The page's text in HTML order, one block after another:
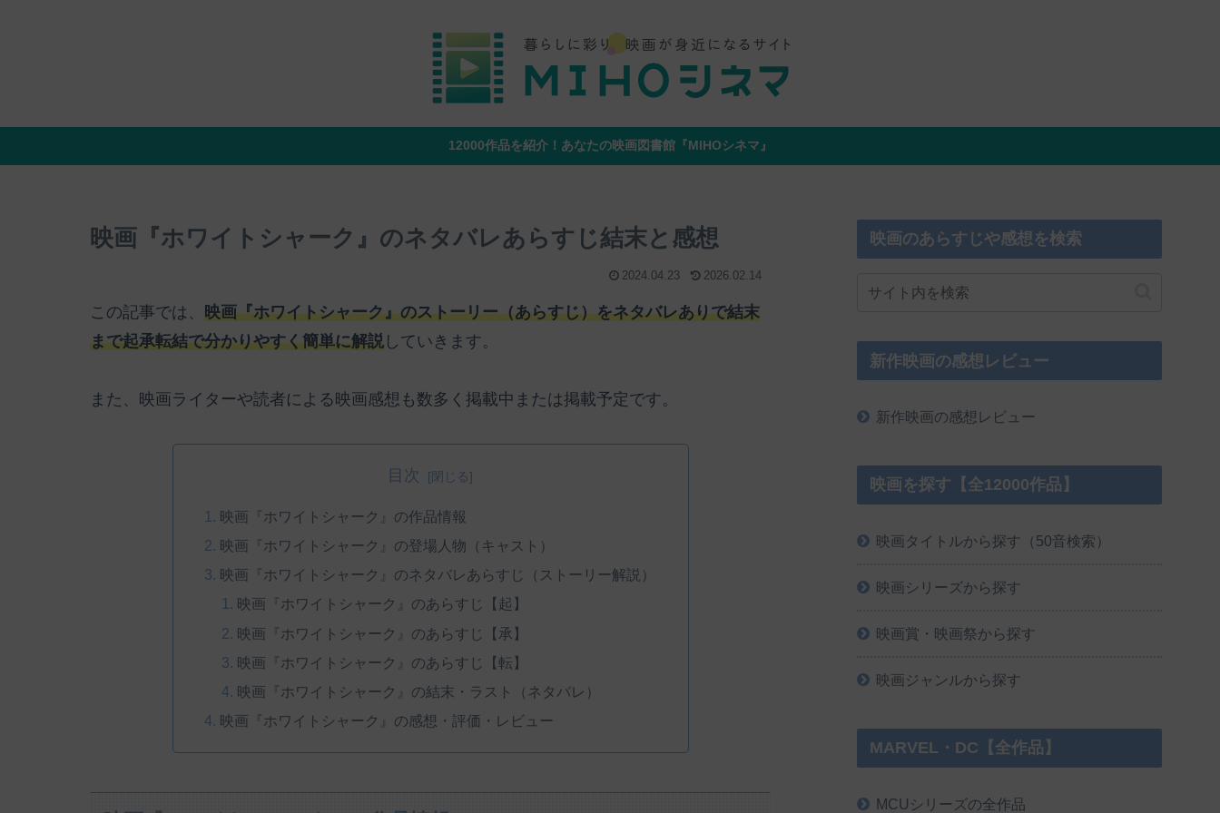
12000作品を紹介！あなたの映画図書館『MIHOシネマ』
映画『ホワイトシャーク』のネタバレあらすじ結末と感想
2024.04.23 2026.02.14
この記事では、 映画『ホワイトシャーク』のストーリー（あらすじ）をネタバレありで結末
まで起承転結で分かりやすく簡単に解説 していきます。
また、映画ライターや読者による映画感想も数多く掲載中または掲載予定です。
目次
映画『ホワイトシャーク』の作品情報
映画『ホワイトシャーク』の登場人物（キャスト）
映画『ホワイトシャーク』のネタバレあらすじ（ストーリー解説）
映画『ホワイトシャーク』のあらすじ【起】
映画『ホワイトシャーク』のあらすじ【承】
映画『ホワイトシャーク』のあらすじ【転】
映画『ホワイトシャーク』の結末・ラスト（ネタバレ）
映画『ホワイトシャーク』の感想・評価・レビュー
映画のあらすじや感想を検索
新作映画の感想レビュー
新作映画の感想レビュー
映画を探す【全12000作品】
映画タイトルから探す（50音検索）
映画シリーズから探す
映画賞・映画祭から探す
映画ジャンルから探す
MARVEL・DC【全作品】
MCUシリーズの全作品